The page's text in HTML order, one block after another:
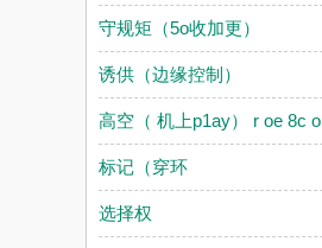
守规矩（5o收加更）
诱供（边缘控制）
高空（ 机上p1ay） r oe 8c o
标记（穿环
选择权